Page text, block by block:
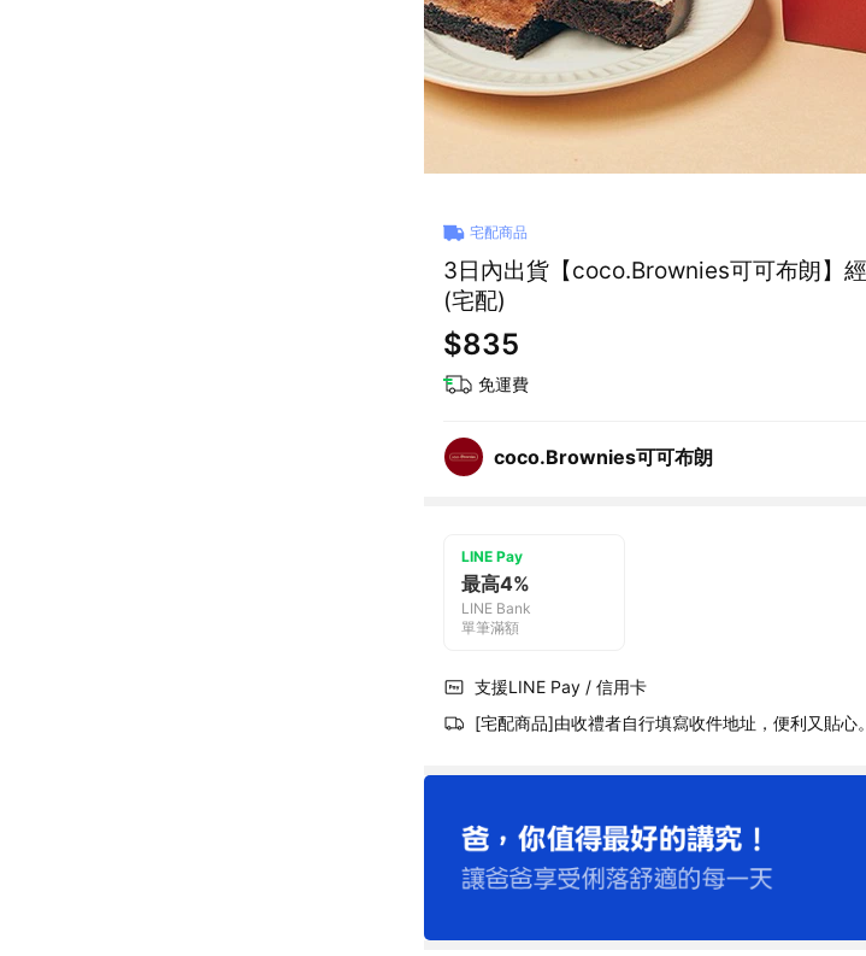
宅配商品
3日內出貨【coco.Brownies可可布朗】
(宅配)
$835
免運費
coco.Brownies可可布朗
LINE Pay
最高4%
LINE Bank
單筆滿額
支援LINE Pay / 信用卡
[宅配商品]由收禮者自行填寫收件地址，便利又貼心。